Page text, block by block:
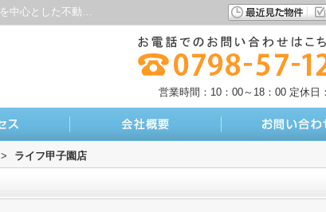
ライフ甲子園店情報ページ｜【ファインホーム株式会社】西宮・芦屋・東灘エリアを中心とした不動産サイト
営業時間：10：00～18：00 定休日
> ライフ甲子園店